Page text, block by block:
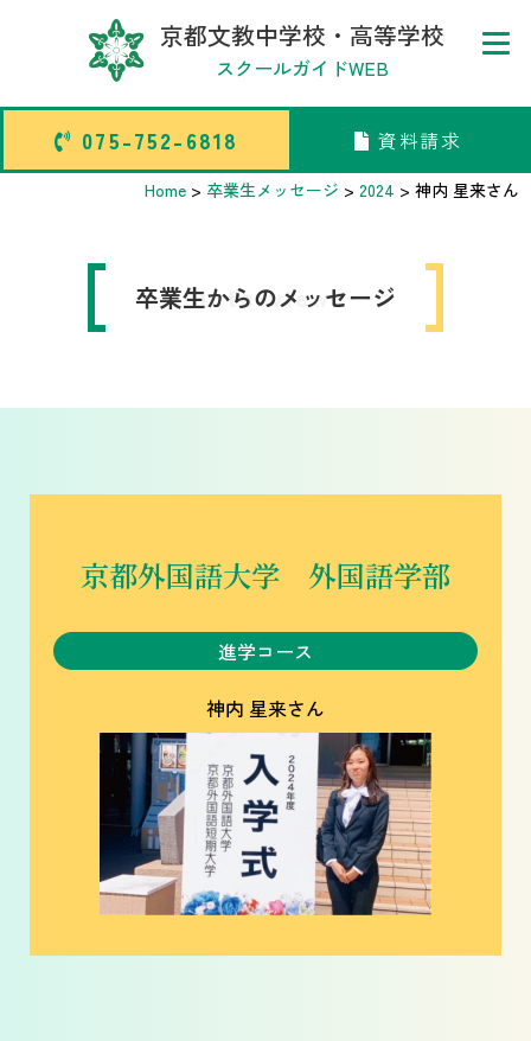
075-752-6818 資料請求
中学校部活TOP
京都文教中学校・高等学校
スクールガイドWEB
075-752-6818 資料請求
Home > 卒業生メッセージ > 2024 > 神内 星来さん
卒業生からのメッセージ
interview
京都外国語大学 外国語学部
進学コース
神内 星来さん